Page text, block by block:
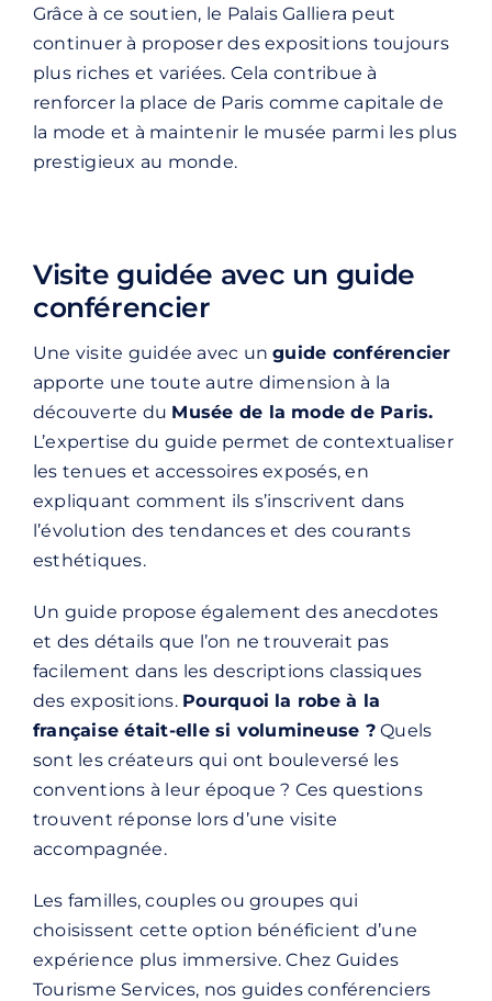
Grâce à ce soutien, le Palais Galliera peut
continuer à proposer des expositions toujours
plus riches et variées. Cela contribue à
renforcer la place de Paris comme capitale de
la mode et à maintenir le musée parmi les plus
prestigieux au monde.
Visite guidée avec un guide
conférencier
Une visite guidée avec unguide conférencier
apporte une toute autre dimension à la
découverte du Musée de la mode de Paris.
L’expertise du guide permet de contextualiser
les tenues et accessoires exposés, en
expliquant comment ils s’inscrivent dans
l’évolution des tendances et des courants
esthétiques.
Un guide propose également des anecdotes
et des détails que l’on ne trouverait pas
facilement dans les descriptions classiques
des expositions. Pourquoi la robe à la
française était-elle si volumineuse ?Quels
sont les créateurs qui ont bouleversé les
conventions à leur époque ? Ces questions
trouvent réponse lors d’une visite
accompagnée.
Les familles, couples ou groupes qui
choisissent cette option bénéficient d’une
expérience plus immersive. Chez Guides
Tourisme Services, nos guides conférenciers